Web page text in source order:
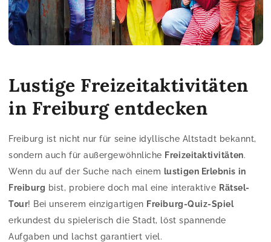
Lustige Freizeitaktivitäten
in Freiburg entdecken
Freiburg ist nicht nur für seine idyllische Altstadt bekannt,
sondern auch für außergewöhnliche Freizeitaktivitäten.
Wenn du auf der Suche nach einem lustigen Erlebnis in
Freiburg bist, probiere doch mal eine interaktive Rätsel-
Tour! Bei unserem einzigartigen Freiburg-Quiz-Spiel
erkundest du spielerisch die Stadt, löst spannende
Aufgaben und lachst garantiert viel.